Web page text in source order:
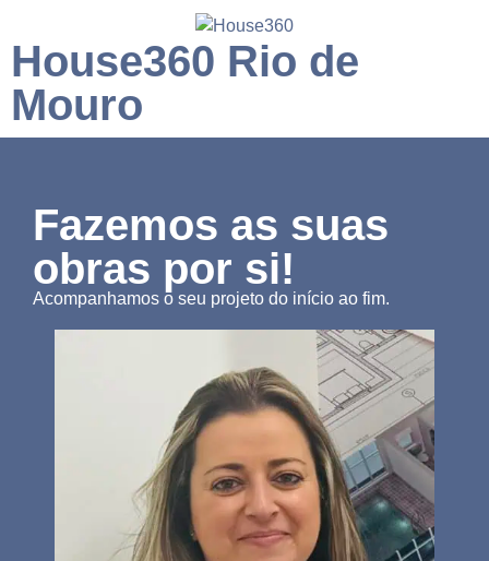
House360 Rio de
Mouro
Fazemos as suas
obras por si!
Acompanhamos o seu projeto do início ao fim.